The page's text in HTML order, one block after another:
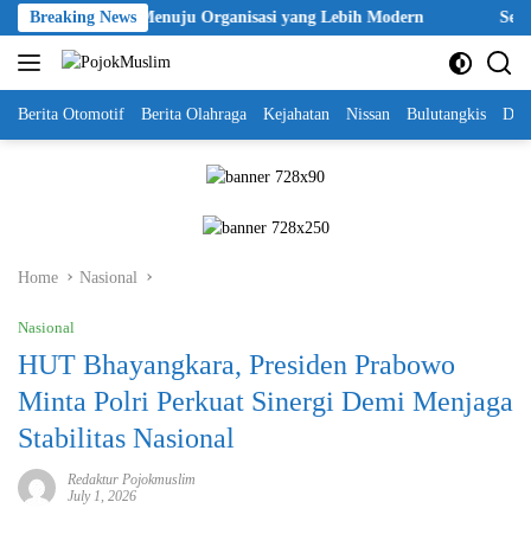
Skip
to
content
Breaking News
Awal Menuju Organisasi yang Lebih Modern Seleksi
Berita Otomotif Berita Olahraga Kejahatan Nissan Bulutangkis
Home Nasional
Nasional
HUT Bhayangkara, Presiden Prabowo
Minta Polri Perkuat Sinergi Demi Menjaga
Stabilitas Nasional
Redaktur Pojokmuslim
July 1, 2026